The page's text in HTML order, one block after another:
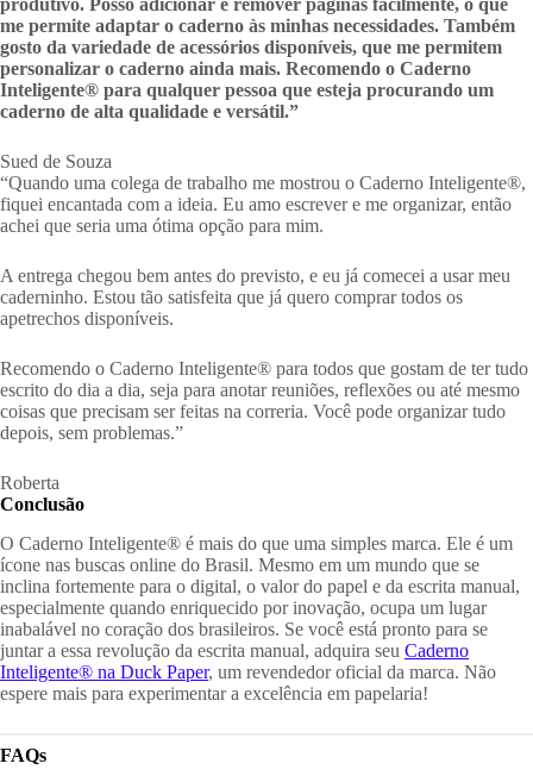
me permite adaptar o caderno às minhas necessidades. Também
gosto da variedade de acessórios disponíveis, que me permitem
personalizar o caderno ainda mais. Recomendo o Caderno
Inteligente® para qualquer pessoa que esteja procurando um
caderno de alta qualidade e versátil.”
Sued de Souza
“Quando uma colega de trabalho me mostrou o Caderno Inteligente®,
fiquei encantada com a ideia. Eu amo escrever e me organizar, então
achei que seria uma ótima opção para mim.
A entrega chegou bem antes do previsto, e eu já comecei a usar meu
caderninho. Estou tão satisfeita que já quero comprar todos os
apetrechos disponíveis.
Recomendo o Caderno Inteligente® para todos que gostam de ter tudo
escrito do dia a dia, seja para anotar reuniões, reflexões ou até mesmo
coisas que precisam ser feitas na correria. Você pode organizar tudo
depois, sem problemas.”
Roberta
Conclusão
O Caderno Inteligente® é mais do que uma simples marca. Ele é um
ícone nas buscas online do Brasil. Mesmo em um mundo que se
inclina fortemente para o digital, o valor do papel e da escrita manual,
especialmente quando enriquecido por inovação, ocupa um lugar
inabalável no coração dos brasileiros. Se você está pronto para se
juntar a essa revolução da escrita manual, adquira seu Caderno
Inteligente® na Duck Paper, um revendedor oficial da marca. Não
espere mais para experimentar a excelência em papelaria!
FAQs